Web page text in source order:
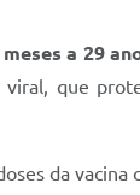
meses a 29
que
da vacina